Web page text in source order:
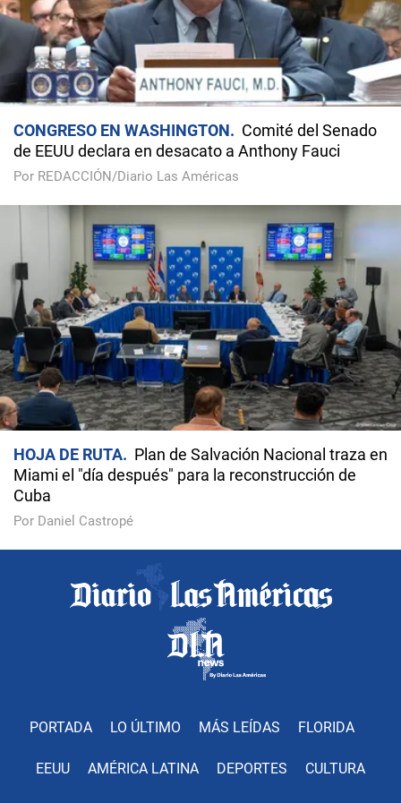
CONGRESO EN WASHINGTON
Comité del Senado
de EEUU declara en desacato a Anthony Fauci
Por REDACCIÓN/Diario Las Américas
HOJA DE RUTA
Plan de Salvación Nacional traza en
Miami el "día después" para la reconstrucción de
Cuba
Por Daniel Castropé
PORTADA LO ÚLTIMO MÁS LEÍDAS FLORIDA
EEUU AMÉRICA LATINA DEPORTES CULTURA